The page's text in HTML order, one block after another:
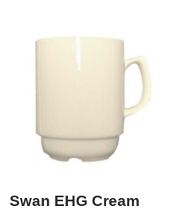
Swan EHG Cream